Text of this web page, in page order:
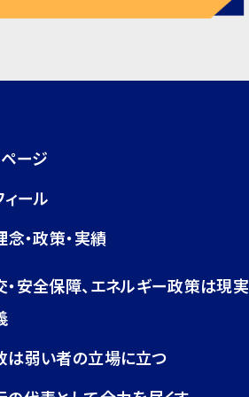
ージ
ール
・政策・実績
・安全保障、エネルギー政策は現実
は弱い者の立場に立つ